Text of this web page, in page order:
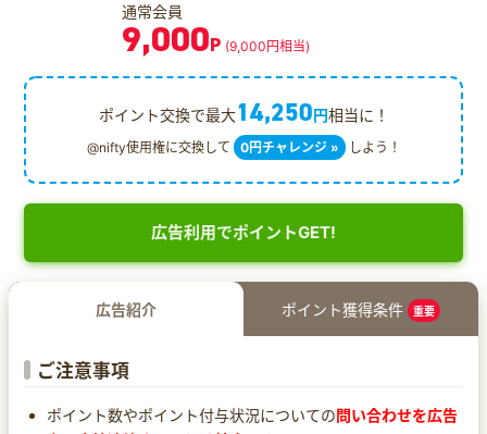
通常会員
9,000P (9,000円相当)
ポイント交換で最大14,250円相当に！
@nifty使用権に交換して 0円チャレンジ » しよう！
広告利用でポイントGET!
広告紹介 ポイント獲得条件 重要
ご注意事項
ポイント数やポイント付与状況についての問い合わせを広告